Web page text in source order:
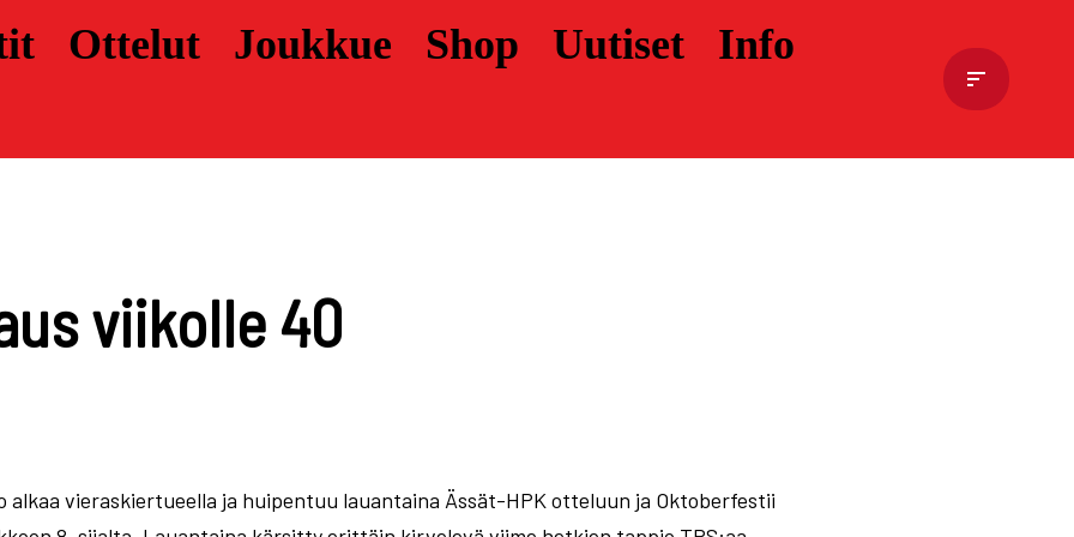
Ottelut Joukkue Shop Uutiset
Info
viikolle 40
alkaa vieraskiertueella ja huipentuu lauantaina Ässät-HPK otteluun ja Oktoberfestii